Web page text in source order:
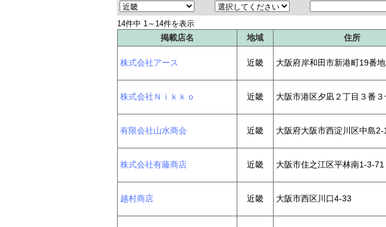
14件中 1～14件を表示
掲載店名 地域 住所
株式会社アース 近畿 大阪府岸和田市新港町19番
株式会社Ｎｉｋｋｏ 近畿 大阪市港区夕凪２丁目３番３
有限会社山水商会 近畿 大阪府大阪市西淀川区中島
株式会社有藤商店 近畿 大阪市住之江区平林南1-3-71
越村商店 近畿 大阪市西区川口4-33